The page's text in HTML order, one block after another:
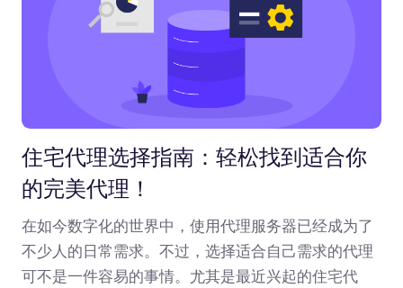
住宅代理选择指南：轻松找到适合你
的完美代理！
在如今数字化的世界中，使用代理服务器已经成为了
不少人的日常需求。不过，选择适合自己需求的代理
可不是一件容易的事情。尤其是最近兴起的住宅代